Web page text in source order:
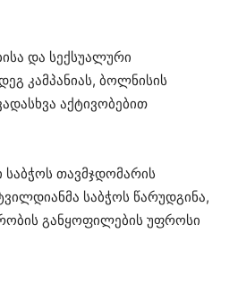
და სექსუალური
კამპანიას, ბოლნისის
აქტივობებით
თავმჯდომარის
საბჭოს წარუდგინა,
განყოფილების უფროსი